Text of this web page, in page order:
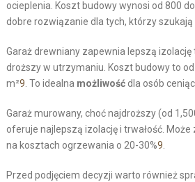
ocieplenia. Koszt budowy wynosi od 800
dobre rozwiązanie dla tych, którzy
Garaż drewniany zapewnia lepszą
droższy w utrzymaniu. Koszt budowy to od
m²9. To idealna możliwośćdla osób
Garaż murowany, choć najdroższy (od
oferuje najlepszą izolację i trwałość.
na kosztach ogrzewania o 20-30%9.
Przed podjęciem decyzji warto również